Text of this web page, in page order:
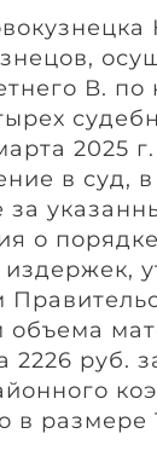
В. по
2025
в суд,
о
объема
2226 руб.
в размере